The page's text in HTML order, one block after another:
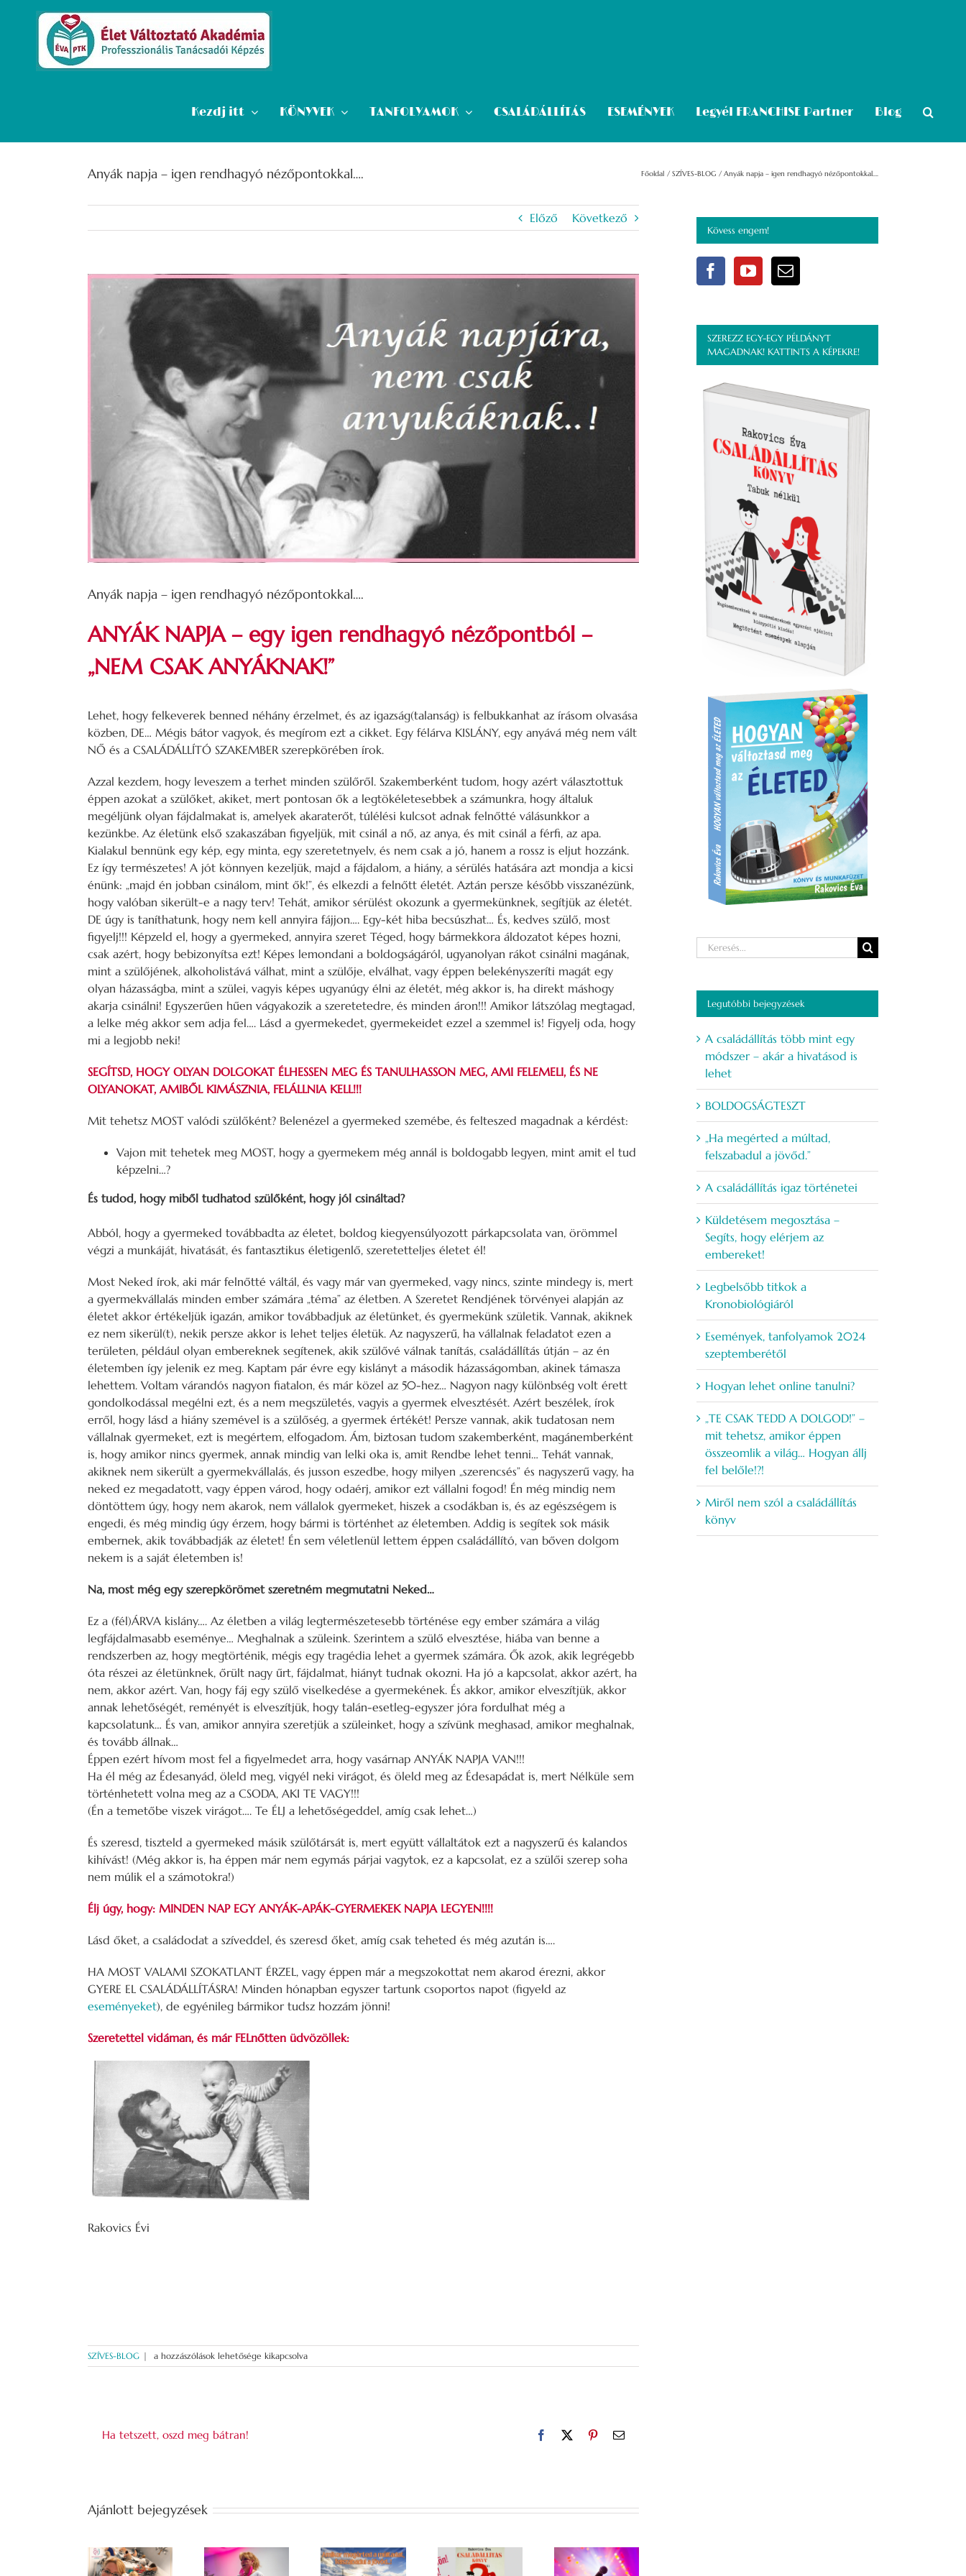
Kihagyás
Kezdj itt KÖNYVEK TANFOLYAMOK CSALÁDÁLLÍTÁS ESEMÉNYEK Legyél FRANCHISE Partner Blog
Anyák napja – igen rendhagyó nézőpontokkal…. Főoldal SZÍVES-BLOG Anyák napja – igen rendhagyó nézőpontokkal….
Előző Következő
View
Anyák napja – igen rendhagyó nézőpontokkal….
ANYÁK NAPJA – egy igen rendhagyónézőpontból –
„NEM CSAK ANYÁKNAK!”
Lehet, hogy felkeverek benned néhány érzelmet, és az igazság(talanság) is felbukkanhat az írásom olvasása
közben, DE… Mégis bátor vagyok, és megírom ezt a cikket. Egy félárva KISLÁNY, egy anyává még nem vált
NŐ és a CSALÁDÁLLÍTÓ SZAKEMBER szerepkörében írok.
Azzal kezdem, hogy leveszem a terhet minden szülőről. Szakemberként tudom, hogy azért választottuk
éppen azokat a szülőket, akiket, mert pontosan ők a legtökéletesebbek a számunkra, hogy általuk
megéljünk olyan fájdalmakat is, amelyek akaraterőt, túlélési kulcsot adnak felnőtté válásunkkor a
kezünkbe. Az életünk első szakaszában figyeljük, mit csinál a nő, az anya, és mit csinál a férfi, az apa.
Kialakul bennünk egy kép, egy minta, egy szeretetnyelv, és nem csak a jó, hanem a rossz is eljut hozzánk.
Ez így természetes! A jót könnyen kezeljük, majd a fájdalom, a hiány, a sérülés hatására azt mondja a kicsi
énünk: „majd én jobban csinálom, mint ők!”, és elkezdi a felnőtt életét. Aztán persze később visszanézünk,
hogy valóban sikerült-e a nagy terv! Tehát, amikor sérülést okozunk a gyermekünknek, segítjük az életét.
DE úgy is taníthatunk, hogy nem kell annyira fájjon…. Egy-két hiba becsúszhat… És, kedves szülő, most
figyelj!!! Képzeld el, hogy a gyermeked, annyira szeret Téged, hogy bármekkora áldozatot képes hozni,
csak azért, hogy bebizonyítsa ezt! Képes lemondani a boldogságáról, ugyanolyan rákot csinálni magának,
mint a szülőjének, alkoholistává válhat, mint a szülője, elválhat, vagy éppen belekényszeríti magát egy
olyan házasságba, mint a szülei, vagyis képes ugyanúgy élni az életét, még akkor is, ha direkt máshogy
akarja csinálni! Egyszerűen hűen vágyakozik a szeretetedre, és minden áron!!! Amikor látszólag megtagad,
a lelke még akkor sem adja fel…. Lásd a gyermekedet, gyermekeidet ezzel a szemmel is! Figyelj oda, hogy
mi a legjobb neki!
SEGÍTSD, HOGY OLYAN DOLGOKAT ÉLHESSEN MEG ÉS TANULHASSON MEG, AMI FELEMELI, ÉS NE
OLYANOKAT, AMIBŐL KIMÁSZNIA, FELÁLLNIA KELL!!!
Mit tehetsz MOST valódi szülőként? Belenézel a gyermeked szemébe, és felteszed magadnak a kérdést:
Vajon mit tehetek meg MOST, hogy a gyermekem még annál is boldogabb legyen, mint amit el tud
képzelni…?
És tudod, hogy miből tudhatod szülőként, hogy jól csináltad?
Abból, hogy a gyermeked továbbadta az életet, boldog kiegyensúlyozott párkapcsolata van, örömmel
végzi a munkáját, hivatását, és fantasztikus életigenlő, szeretetteljes életet él!
Most Neked írok, aki már felnőtté váltál, és vagy már van gyermeked, vagy nincs, szinte mindegy is, mert
a gyermekvállalás minden ember számára „téma” az életben. A Szeretet Rendjének törvényei alapján az
életet akkor értékeljük igazán, amikor továbbadjuk az életünket, és gyermekünk születik. Vannak, akiknek
ez nem sikerül(t), nekik persze akkor is lehet teljes életük. Az nagyszerű, ha vállalnak feladatot ezen a
területen, például olyan embereknek segítenek, akik szülővé válnak tanítás, családállítás útján – az én
életemben így jelenik ez meg. Kaptam pár évre egy kislányt a második házasságomban, akinek támasza
lehettem. Voltam várandós nagyon fiatalon, és már közel az 50-hez… Nagyon nagy különbség volt érett
gondolkodással megélni ezt, és a nem megszületés, vagyis a gyermek elvesztését. Azért beszélek, írok
erről, hogy lásd a hiány szemével is a szülőség, a gyermek értékét! Persze vannak, akik tudatosan nem
vállalnak gyermeket, ezt is megértem, elfogadom. Ám, biztosan tudom szakemberként, magánemberként
is, hogy amikor nincs gyermek, annak mindig van lelki oka is, amit Rendbe lehet tenni… Tehát vannak,
akiknek nem sikerült a gyermekvállalás, és jusson eszedbe, hogy milyen „szerencsés” és nagyszerű vagy, ha
neked ez megadatott, vagy éppen várod, hogy odaérj, amikor ezt vállalni fogod! Én még mindig nem
döntöttem úgy, hogy nem akarok, nem vállalok gyermeket, hiszek a csodákban is, és az egészségem is
engedi, és még mindig úgy érzem, hogy bármi is történhet az életemben. Addig is segítek sok másik
embernek, akik továbbadják az életet! Én sem véletlenül lettem éppen családállító, van bőven dolgom
nekem is a saját életemben is!
Na, most még egy szerepkörömet szeretném megmutatni Neked…
Ez a (fél)ÁRVA kislány…. Az életben a világ legtermészetesebb történése egy ember számára a világ
legfájdalmasabb eseménye… Meghalnak a szüleink. Szerintem a szülő elvesztése, hiába van benne a
rendszerben az, hogy megtörténik, mégis egy tragédia lehet a gyermek számára. Ők azok, akik legrégebb
óta részei az életünknek, őrült nagy űrt, fájdalmat, hiányt tudnak okozni. Ha jó a kapcsolat, akkor azért, ha
nem, akkor azért. Van, hogy fáj egy szülő viselkedése a gyermekének. És akkor, amikor elveszítjük, akkor
annak lehetőségét, reményét is elveszítjük, hogy talán-esetleg-egyszer jóra fordulhat még a
kapcsolatunk… És van, amikor annyira szeretjük a szüleinket, hogy a szívünk meghasad, amikor meghalnak,
és tovább állnak…
Éppen ezért hívom most fel a figyelmedet arra, hogy vasárnap ANYÁK NAPJA VAN!!!
Ha él még az Édesanyád, öleld meg, vigyél neki virágot, és öleld meg az Édesapádat is, mert Nélküle sem
történhetett volna meg az a CSODA, AKI TE VAGY!!!
(Én a temetőbe viszek virágot…. Te ÉLJ a lehetőségeddel, amíg csak lehet…)
És szeresd, tiszteld a gyermeked másik szülőtársát is, mert együtt vállaltátok ezt a nagyszerű és kalandos
kihívást! (Még akkor is, ha éppen már nem egymás párjai vagytok, ez a kapcsolat, ez a szülői szerep soha
nem múlik el a számotokra!)
Élj úgy, hogy: MINDEN NAP EGY ANYÁK-APÁK-GYERMEKEK NAPJA LEGYEN!!!!
Lásd őket, a családodat a szíveddel, és szeresd őket, amíg csak teheted és még azután is….
HA MOST VALAMI SZOKATLANT ÉRZEL, vagy éppen már a megszokottat nem akarod érezni, akkor
GYERE EL CSALÁDÁLLÍTÁSRA! Minden hónapban egyszer tartunk csoportos napot (figyeld az
eseményeket), de egyénileg bármikor tudsz hozzám jönni!
Szeretettel vidáman, és már FELnőtten üdvözöllek:
Rakovics Évi
SZÍVES-BLOG |
Anyák
napja
bejegyzéshez
a hozzászólások lehetősége kikapcsolva
Ha tetszett, oszd meg bátran! Facebook PinterestEmail:
Ajánlott bejegyzések
Küldetésem
A
családállítás
Kövess engem!
SZEREZZ EGY-EGY PÉLDÁNYT
MAGADNAK! KATTINTS A KÉPEKRE!
Keresés...
Legutóbbi bejegyzések
A családállítás több mint egy
módszer – akár a hivatásod is
lehet
BOLDOGSÁGTESZT
„Ha megérted a múltad,
felszabadul a jövőd.”
A családállítás igaz történetei
Küldetésem megosztása –
Segíts, hogy elérjem az
embereket!
Legbelsőbb titkok a
Kronobiológiáról
Események, tanfolyamok 2024
szeptemberétől
Hogyan lehet online tanulni?
„TE CSAK TEDD A DOLGOD!” –
mit tehetsz, amikor éppen
összeomlik a világ… Hogyan állj
fel belőle!?!
Miről nem szól a családállítás
könyv